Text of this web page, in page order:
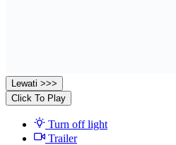
Lewati >>>
Click To Play
Turn off light
Trailer